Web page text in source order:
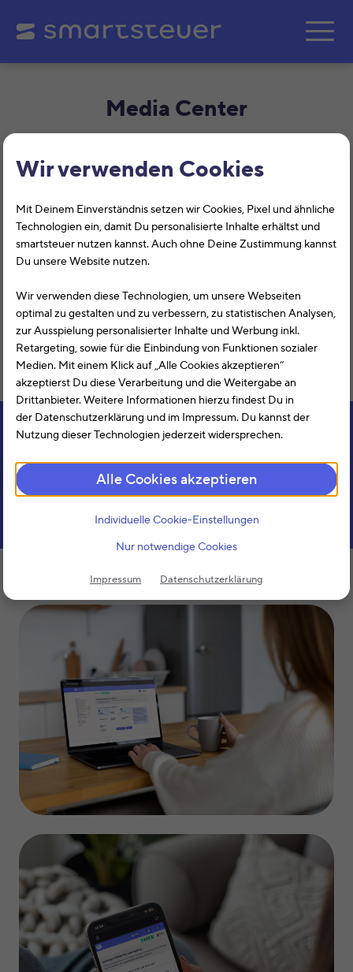
Wir verwenden Cookies
Mit Deinem Einverständnis setzen wir Cookies, Pixel und ähnliche
Technologien ein, damit Du personalisierte Inhalte erhältst und
smartsteuer nutzen kannst. Auch ohne Deine Zustimmung kannst
Du unsere Website nutzen.
Wir verwenden diese Technologien, um unsere Webseiten
optimal zu gestalten und zu verbessern, zu statistischen Analysen,
zur Ausspielung personalisierter Inhalte und Werbung inkl.
Retargeting, sowie für die Einbindung von Funktionen sozialer
Medien. Mit einem Klick auf „Alle Cookies akzeptieren“
akzeptierst Du diese Verarbeitung und die Weitergabe an
Drittanbieter. Weitere Informationen hierzu findest Du in
der Datenschutzerklärung und im Impressum. Du kannst der
Nutzung dieser Technologien jederzeit widersprechen.
Alle Cookies akzeptieren
Individuelle Cookie-Einstellungen
Nur notwendige Cookies
Impressum Datenschutzerklärung
Zum Hauptinhalt
Media Center
Ich heiße Stefan Heine und bin Dein
Ansprechpartner bei Pressefragen.
Schreib gerne eine E-Mail an
presse@smartsteuer.de
Zu den Pressemitteilungen
Unser Steuerreport
Analysen und exklusive Einblicke zur Steuererklärung in
Deutschland, auf Basis anonymisierter smartsteuer-Daten.
Mediathek